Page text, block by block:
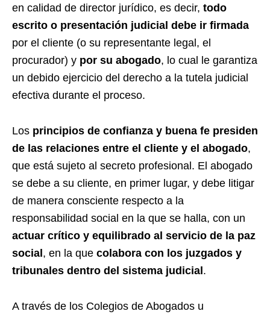
en calidad de director jurídico, es decir, todo
escrito o presentación judicial debe ir firmada
por el cliente (o su representante legal, el
procurador) y por su abogado, lo cual le garantiza
un debido ejercicio del derecho a la tutela judicial
efectiva durante el proceso.
Los principios de confianza y buena fe presiden
de las relaciones entre el cliente y el abogado,
que está sujeto al secreto profesional. El abogado
se debe a su cliente, en primer lugar, y debe litigar
de manera consciente respecto a la
responsabilidad social en la que se halla, con un
actuar crítico y equilibrado al servicio de la paz
social , en la que colabora con los juzgados y
tribunales dentro del sistema judicial .
A través de los Colegios de Abogados u